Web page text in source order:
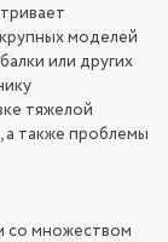
моделей
или других
тяжелой
также проблемы
со множеством